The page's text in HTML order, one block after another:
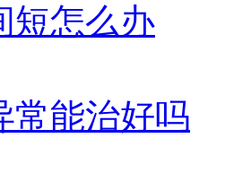
短怎么办
常能治好吗